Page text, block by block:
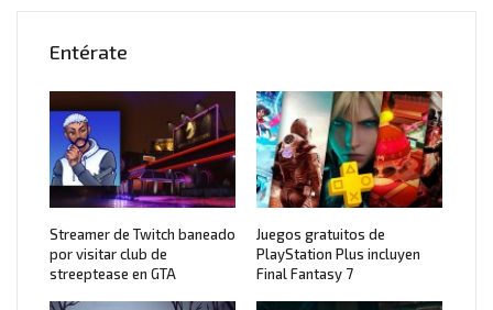
Entérate
Streamer de Twitch baneado
por visitar club de
streeptease en GTA
Juegos gratuitos de
PlayStation Plus incluyen
Final Fantasy 7